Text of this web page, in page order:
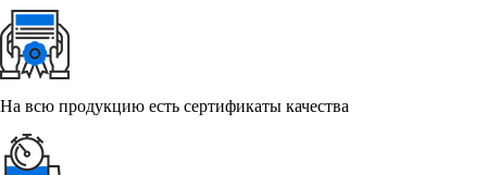
На всю продукцию есть сертификаты качества